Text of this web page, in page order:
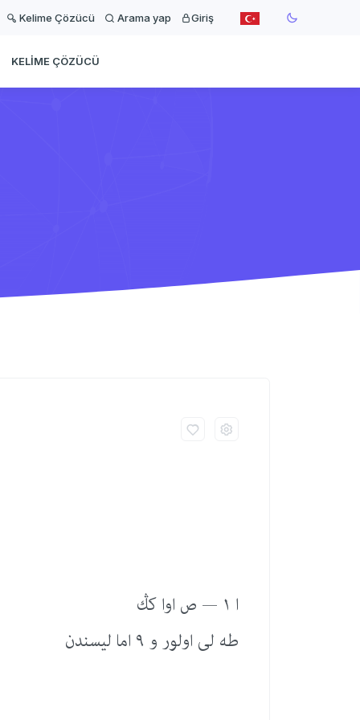
Kelime Çözücü Arama yap Giriş
KELIME ÇÖZÜCÜ
ا ١ — ص اوا كڭ
طە لی اولور و ٩ اما لیسندن